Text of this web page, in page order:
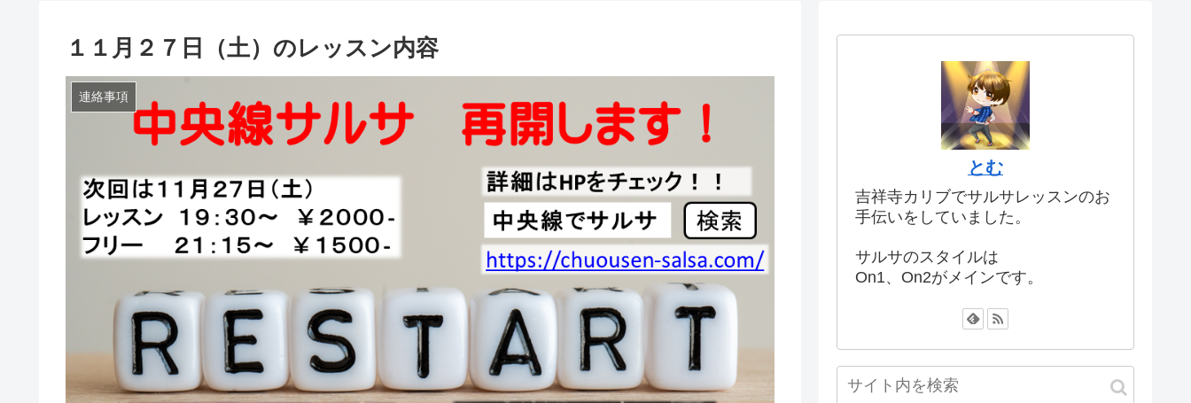
１１月２７日（土）のレッスン内容
連絡事項
とむ
吉祥寺カリブでサルサレッスンのお
手伝いをしていました。
サルサのスタイルは
On1、On2がメインです。